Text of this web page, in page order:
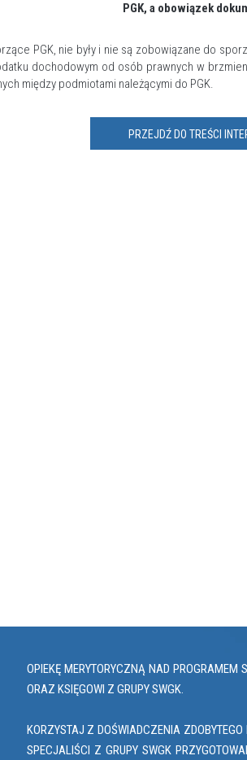
PGK, a obowiązek
PGK, nie były i nie są zobowiązane do
dochodowym od osób prawnych w
między podmiotami należącymi do PGK.
PRZEJDŹ DO TREŚCI
OPIEKĘ MERYTORYCZNĄ NAD PROGRAMEM
ORAZ KSIĘGOWI Z GRUPY SWGK.
KORZYSTAJ Z DOŚWIADCZENIA
SPECJALIŚCI Z GRUPY SWGK